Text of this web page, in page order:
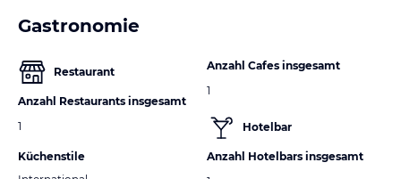
Gastronomie
Restaurant
Anzahl Restaurants insgesamt
1
Küchenstile
Anzahl Cafes insgesamt
1
Hotelbar
Anzahl Hotelbars insgesamt